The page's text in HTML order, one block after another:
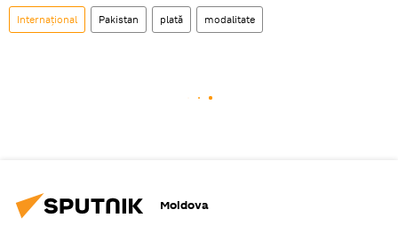
Internațional Pakistan plată modalitate
Moldova